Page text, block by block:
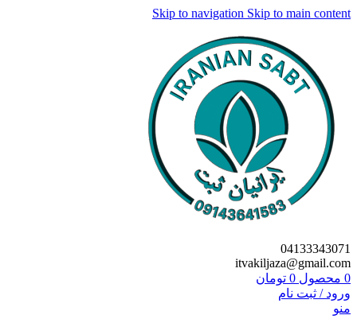
Skip to navigation Skip to main content
04133343071
itvakiljaza@gmail.com
0 محصول 0 تومان
ورود / ثبت نام
منو